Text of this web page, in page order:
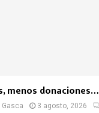
menos donaciones…
Gasca 3 agosto, 2026